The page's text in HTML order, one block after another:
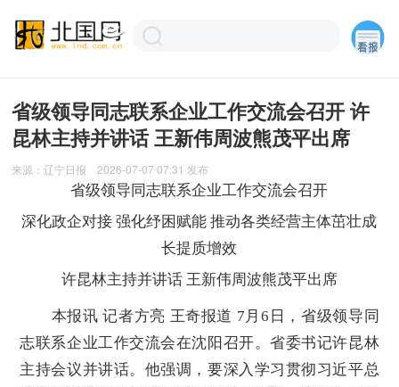
省级领导同志联系企业工作交流会召开 许
昆林主持并讲话 王新伟周波熊茂平出席
来源：辽宁日报 2026-07-07 07:31 发布
省级领导同志联系企业工作交流会召开
深化政企对接 强化纾困赋能 推动各类经营主体茁壮成
长提质增效
许昆林主持并讲话 王新伟周波熊茂平出席
本报讯 记者方亮 王奇报道 7月6日，省级领导同
志联系企业工作交流会在沈阳召开。省委书记许昆林
主持会议并讲话。他强调，要深入学习贯彻习近平总